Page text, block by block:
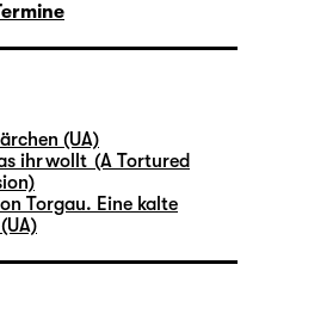
(UA)
ihr wollt (A Tortured
Torgau. Eine kalte